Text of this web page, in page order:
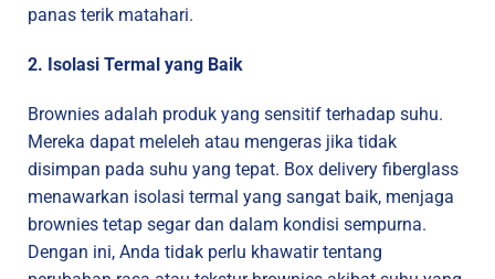
panas terik matahari.
2. Isolasi Termal yang Baik
Brownies adalah produk yang sensitif terhadap suhu.
Mereka dapat meleleh atau mengeras jika tidak
disimpan pada suhu yang tepat. Box delivery fiberglass
menawarkan isolasi termal yang sangat baik, menjaga
brownies tetap segar dan dalam kondisi sempurna.
Dengan ini, Anda tidak perlu khawatir tentang